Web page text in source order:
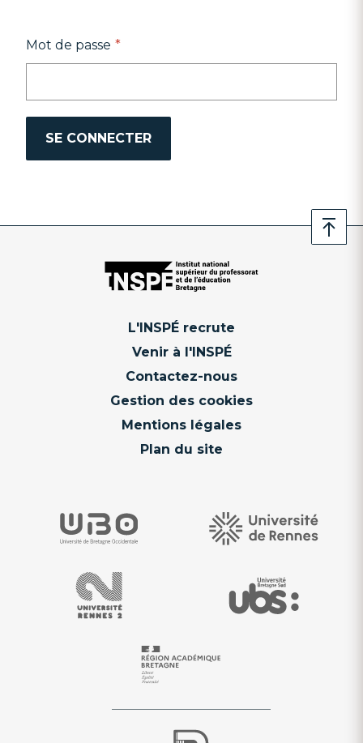
Mot de passe
L'INSPÉ recrute
Venir à l'INSPÉ
Contactez-nous
Gestion des cookies
Mentions légales
Plan du site